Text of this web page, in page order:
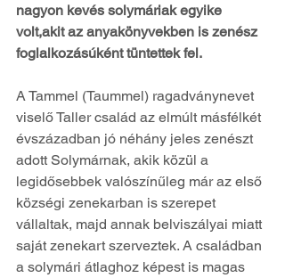
nagyon kevés solymáriak egyike
volt,akit az anyakönyvekben is zenész
foglalkozásúként tüntettek fel.
A Tammel (Taummel) ragadványnevet
viselő Taller család az elmúlt másfél­két
évszázadban jó néhány jeles zenészt
adott Solymárnak, akik közül a
legidősebbek valószínűleg már az első
községi zenekarban is szerepet
vállaltak, majd annak belviszályai miatt
saját zenekart szerveztek. A családban
a solymári átlaghoz képest is magas